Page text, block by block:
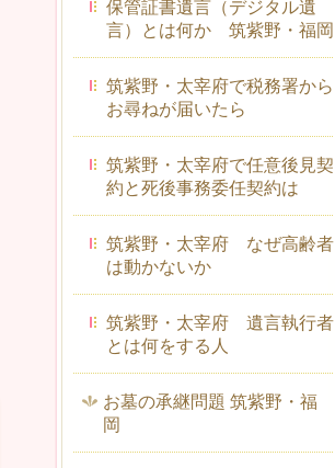
保管証書遺言（デジタル遺
言）とは何か 筑紫野・福岡
筑紫野・太宰府で税務署から
お尋ねが届いたら
筑紫野・太宰府で任意後見契
約と死後事務委任契約は
筑紫野・太宰府 なぜ高齢者
は動かないか
筑紫野・太宰府 遺言執行者
とは何をする人
お墓の承継問題 筑紫野・福
岡